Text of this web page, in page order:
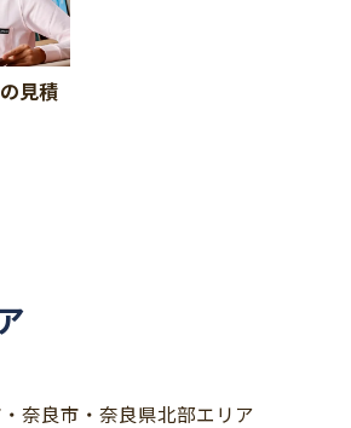
見積
・奈良市・奈良県北部エリア